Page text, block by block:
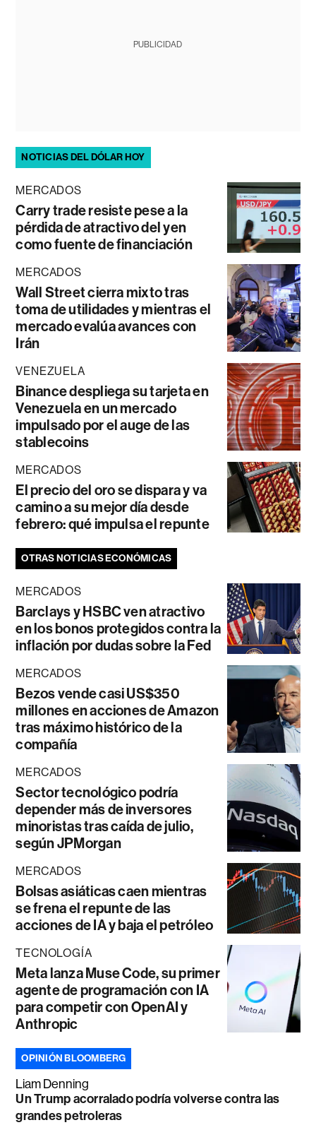
PUBLICIDAD
NOTICIAS DEL DÓLAR HOY
MERCADOS
Carry trade resiste pese a la
pérdida de atractivo del yen
como fuente de financiación
MERCADOS
Wall Street cierra mixto tras
toma de utilidades y mientras el
mercado evalúa avances con
Irán
VENEZUELA
Binance despliega su tarjeta en
Venezuela en un mercado
impulsado por el auge de las
stablecoins
MERCADOS
El precio del oro se dispara y va
camino a su mejor día desde
febrero: qué impulsa el repunte
OTRAS NOTICIAS ECONÓMICAS
MERCADOS
Barclays y HSBC ven atractivo
en los bonos protegidos contra la
inflación por dudas sobre la Fed
MERCADOS
Bezos vende casi US$350
millones en acciones de Amazon
tras máximo histórico de la
compañía
MERCADOS
Sector tecnológico podría
depender más de inversores
minoristas tras caída de julio,
según JPMorgan
MERCADOS
Bolsas asiáticas caen mientras
se frena el repunte de las
acciones de IA y baja el petróleo
TECNOLOGÍA
Meta lanza Muse Code, su primer
agente de programación con IA
para competir con OpenAI y
Anthropic
OPINIÓN BLOOMBERG
Liam Denning
Un Trump acorralado podría volverse contra las
grandes petroleras